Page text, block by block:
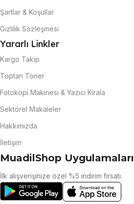
Şartlar & Koşullar
Gizlilik Sözleşmesi
Yararlı Linkler
Kargo Takip
Toptan Toner
Fotokopi Makinesi & Yazıcı Kirala
Sektörel Makaleler
Hakkımızda
İletişim
MuadilShop Uygulamaları
İlk alışverişinize özel %5 indirim fırsatı.